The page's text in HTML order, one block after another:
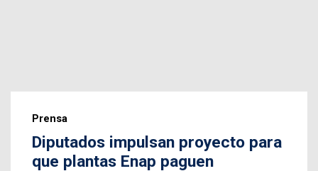
Prensa
Diputados impulsan proyecto para
que plantas Enap paguen